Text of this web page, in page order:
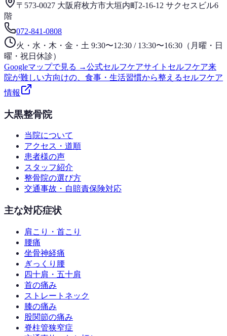
〒573-0027 大阪府枚方市大垣内町2-16-12 サクセスビル6
階
072-841-0808
火・水・木・金・土 9:30〜12:30 / 13:30〜16:30（月曜・日
曜・祝日休診）
Googleマップで見る →公式セルフケアサイト セルフケア来
院が難しい方向けの、食事・生活習慣から整えるセルフケア
情報
大黒整骨院
当院について
アクセス・道順
患者様の声
スタッフ紹介
整骨院の選び方
交通事故・自賠責保険対応
主な対応症状
肩こり・首こり
腰痛
坐骨神経痛
ぎっくり腰
四十肩・五十肩
首の痛み
ストレートネック
膝の痛み
股関節の痛み
脊柱管狭窄症